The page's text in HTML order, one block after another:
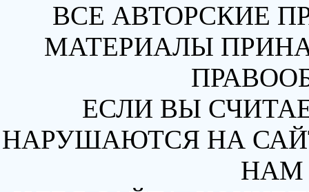
ВСЕ АВТОРСКИЕ
МАТЕРИАЛЫ
ЕСЛИ ВЫ
НАРУШАЮТСЯ НА
НАМ